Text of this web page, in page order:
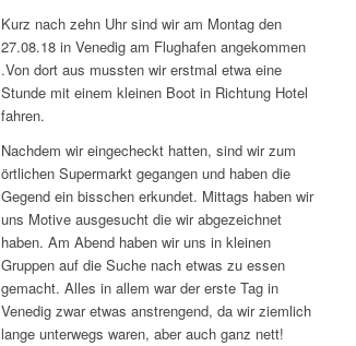
Kurz nach zehn Uhr sind wir am Montag den
27.08.18 in Venedig am Flughafen angekommen
.Von dort aus mussten wir erstmal etwa eine
Stunde mit einem kleinen Boot in Richtung Hotel
fahren.
Nachdem wir eingecheckt hatten, sind wir zum
örtlichen Supermarkt gegangen und haben die
Gegend ein bisschen erkundet. Mittags haben wir
uns Motive ausgesucht die wir abgezeichnet
haben. Am Abend haben wir uns in kleinen
Gruppen auf die Suche nach etwas zu essen
gemacht. Alles in allem war der erste Tag in
Venedig zwar etwas anstrengend, da wir ziemlich
lange unterwegs waren, aber auch ganz nett!